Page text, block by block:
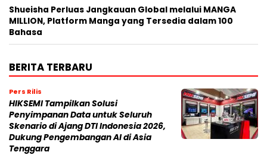
Shueisha Perluas Jangkauan Global melalui MANGA
MILLION, Platform Manga yang Tersedia dalam 100
Bahasa
BERITA TERBARU
Pers Rilis
HIKSEMI Tampilkan Solusi
Penyimpanan Data untuk Seluruh
Skenario di Ajang DTI Indonesia 2026,
Dukung Pengembangan AI di Asia
Tenggara